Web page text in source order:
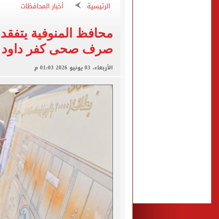
غلق جزئى لشارع جامعة الدول
عمرو دياب يدخل موسوعة جينيس
إغلاق طريق مصر أسوان
الرئيسية أخبار المحافظات
محافظ المنوفية
صرف صحى كفر داود
الأربعاء، 03 يونيو 2026 01:03 م